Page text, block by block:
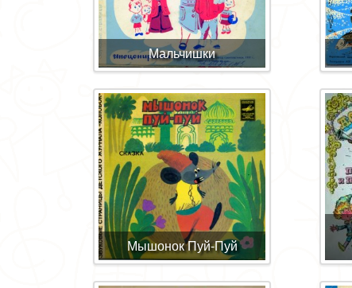
Мальчишки
Мышонок Пуй-Пуй